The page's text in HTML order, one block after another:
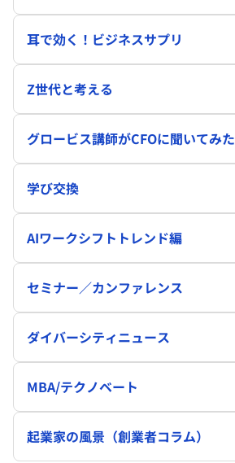
耳で効く！ビジネスサプリ
Z世代と考える
グロービス講師がCFOに聞いてみた
学び交換
AIワークシフトトレンド編
セミナー／カンファレンス
ダイバーシティニュース
MBA/テクノベート
起業家の風景（創業者コラム）